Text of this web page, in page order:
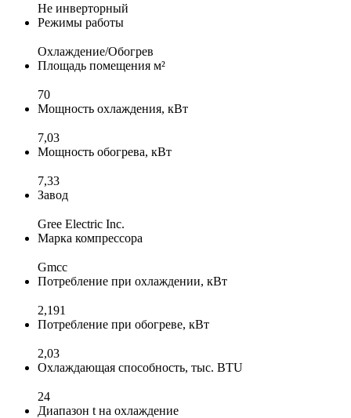
Не инверторный
Режимы работы
Охлаждение/Обогрев
Площадь помещения м²
70
Мощность охлаждения, кВт
7,03
Мощность обогрева, кВт
7,33
Завод
Gree Electric Inc.
Марка компрессора
Gmcc
Потребление при охлаждении, кВт
2,191
Потребление при обогреве, кВт
2,03
Охлаждающая способность, тыс. BTU
24
Диапазон t на охлаждение